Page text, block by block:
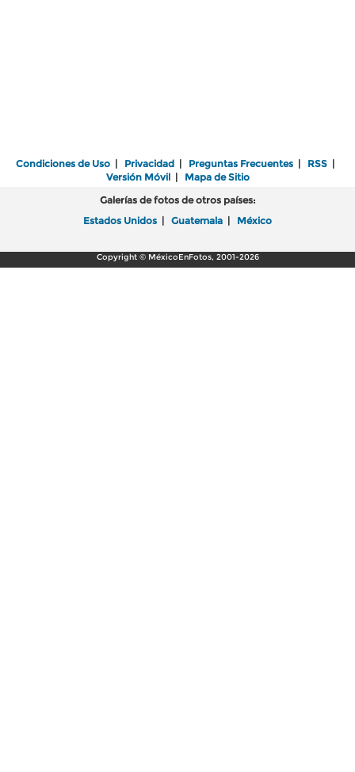
Condiciones de Uso | Privacidad | Preguntas Frecuentes | RSS |
Versión Móvil| Mapa de Sitio
Galerías de fotos de otros países:
Estados Unidos | Guatemala | México
Copyright © MéxicoEnFotos, 2001-2026